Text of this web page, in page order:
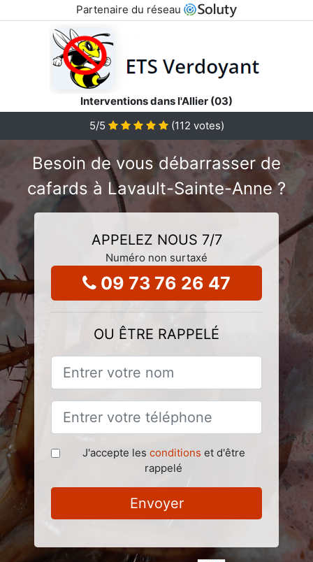
Partenaire du réseau
Interventions dans l'Allier (03)
5/5 (112 votes)
Besoin de vous débarrasser de
cafards à Lavault-Sainte-Anne ?
APPELEZ NOUS 7/7
Numéro non surtaxé
09 73 76 26 47
OU ÊTRE RAPPELÉ
J'accepte les conditions et d'être
rappelé
Envoyer